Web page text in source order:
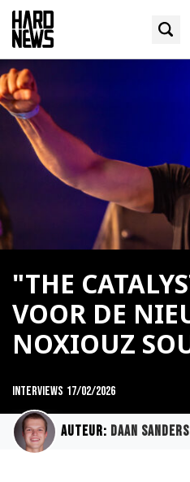
"THE
VOOR DE
NOXIOUZ
Interviews 17/02/2026
Auteur: Daan Sanders